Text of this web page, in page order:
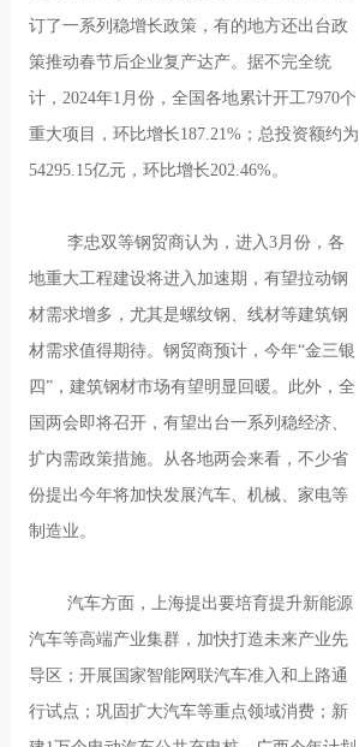
订了一系列稳增长政策，有的地方还出台政
策推动春节后企业复产达产。据不完全统
计，2024年1月份，全国各地累计开工7970个
重大项目，环比增长187.21%；总投资额约为
54295.15亿元，环比增长202.46%。
李忠双等钢贸商认为，进入3月份，各
地重大工程建设将进入加速期，有望拉动钢
材需求增多，尤其是螺纹钢、线材等建筑钢
材需求值得期待。钢贸商预计，今年“金三银
四”，建筑钢材市场有望明显回暖。此外，全
国两会即将召开，有望出台一系列稳经济、
扩内需政策措施。从各地两会来看，不少省
份提出今年将加快发展汽车、机械、家电等
制造业。
汽车方面，上海提出要培育提升新能源
汽车等高端产业集群，加快打造未来产业先
导区；开展国家智能网联汽车准入和上路通
行试点；巩固扩大汽车等重点领域消费；新